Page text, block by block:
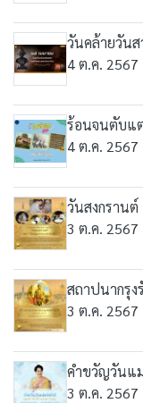
วันคล้ายวันส
4 ต.ค. 2567
ร้อนจนตับแ
4 ต.ค. 2567
วันสงกราน
3 ต.ค. 2567
สถาปนากรุ
3 ต.ค. 2567
คำขวัญวันแ
3 ต.ค. 2567